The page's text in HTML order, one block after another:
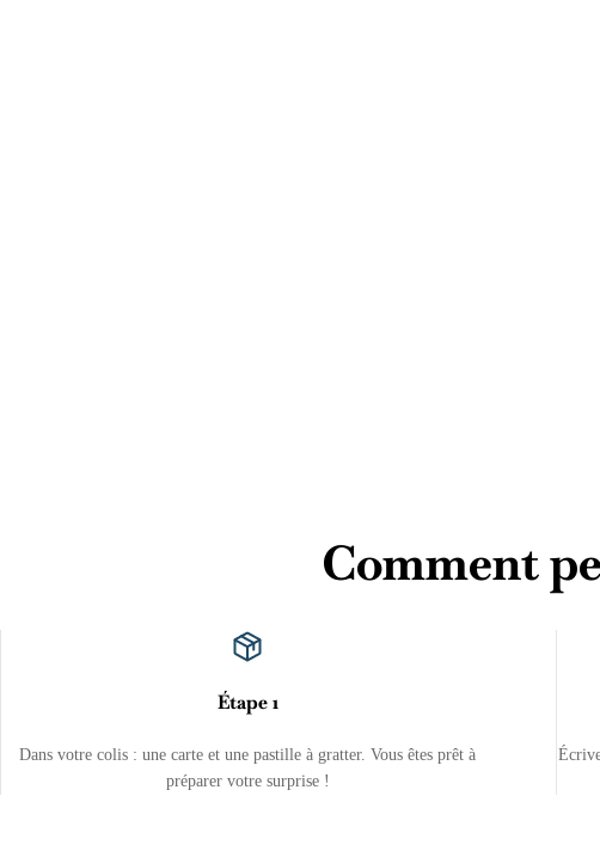
Comment
Étape 1
Dans votre colis : une carte et une pastille à gratter. Vous êtes prêt à
préparer votre surprise !